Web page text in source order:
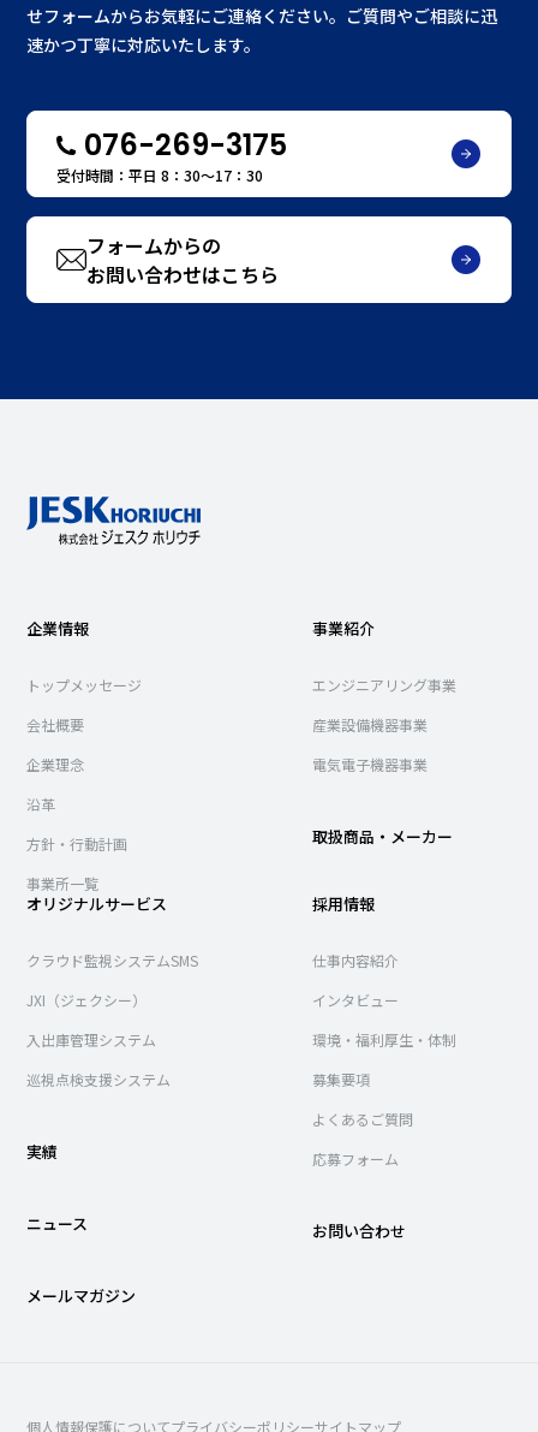
せフォームからお気軽にご連絡ください。ご質問やご相談に迅
速かつ丁寧に対応いたします。
076-269-3175
受付時間：平日 8：30〜17：30
フォームからの
お問い合わせはこちら
企業情報
トップメッセージ
会社概要
企業理念
沿革
方針・行動計画
事業所一覧
事業紹介
エンジニアリング事業
産業設備機器事業
電気電子機器事業
取扱商品・メーカー
オリジナルサービス
クラウド監視システムSMS
JXI（ジェクシー）
入出庫管理システム
巡視点検支援システム
実績
ニュース
メールマガジン
採用情報
仕事内容紹介
インタビュー
環境・福利厚生・体制
募集要項
よくあるご質問
応募フォーム
お問い合わせ
個人情報保護についてプライバシーポリシーサイトマップ